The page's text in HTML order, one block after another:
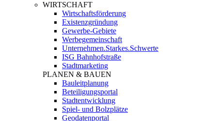
WIRTSCHAFT
Wirtschaftsförderung
Existenzgründung
Gewerbe-Gebiete
Werbegemeinschaft
Unternehmen.Starkes.Schwerte
ISG Bahnhofstraße
Stadtmarketing
PLANEN & BAUEN
Bauleitplanung
Beteiligungsportal
Stadtentwicklung
Spiel- und Bolzplätze
Geodatenportal